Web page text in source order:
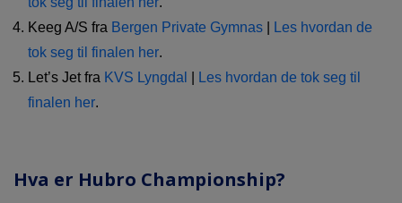
Keeg A/S fra Bergen Private Gymnas
Les hvordan de
tok seg til finalen her.
Let’s Jet fra KVS Lyngdal
Les hvordan de tok seg til
finalen her.
Hva er Hubro Championship?